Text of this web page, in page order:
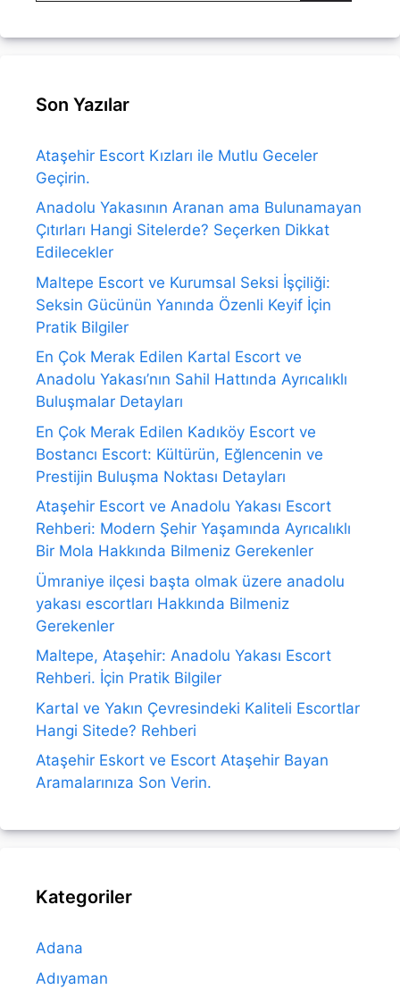
Son Yazılar
Ataşehir Escort Kızları ile Mutlu Geceler
Geçirin.
Anadolu Yakasının Aranan ama Bulunamayan
Çıtırları Hangi Sitelerde? Seçerken Dikkat
Edilecekler
Maltepe Escort ve Kurumsal Seksi İşçiliği:
Seksin Gücünün Yanında Özenli Keyif İçin
Pratik Bilgiler
En Çok Merak Edilen Kartal Escort ve
Anadolu Yakası’nın Sahil Hattında Ayrıcalıklı
Buluşmalar Detayları
En Çok Merak Edilen Kadıköy Escort ve
Bostancı Escort: Kültürün, Eğlencenin ve
Prestijin Buluşma Noktası Detayları
Ataşehir Escort ve Anadolu Yakası Escort
Rehberi: Modern Şehir Yaşamında Ayrıcalıklı
Bir Mola Hakkında Bilmeniz Gerekenler
Ümraniye ilçesi başta olmak üzere anadolu
yakası escortları Hakkında Bilmeniz
Gerekenler
Maltepe, Ataşehir: Anadolu Yakası Escort
Rehberi. İçin Pratik Bilgiler
Kartal ve Yakın Çevresindeki Kaliteli Escortlar
Hangi Sitede? Rehberi
Ataşehir Eskort ve Escort Ataşehir Bayan
Aramalarınıza Son Verin.
Kategoriler
Adana
Adıyaman